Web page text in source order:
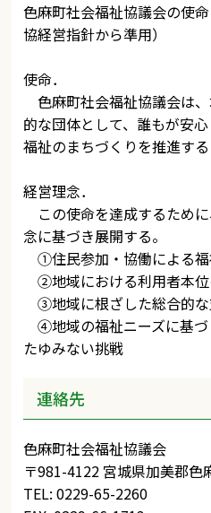
色麻町社会福祉協議会の使
協経営指針から準用）
使命．
色麻町社会福祉協議会は
的な団体として、誰もが安
福祉のまちづくりを推進する
経営理念．
この使命を達成するため
念に基づき展開する。
①住民参加・協働による福
②地域における利用者本
③地域に根ざした総合的な
④地域の福祉ニーズに基づ
たゆみない挑戦
連絡先
色麻町社会福祉協議会
〒981-4122 宮城県加美郡色
TEL: 0229-65-2260